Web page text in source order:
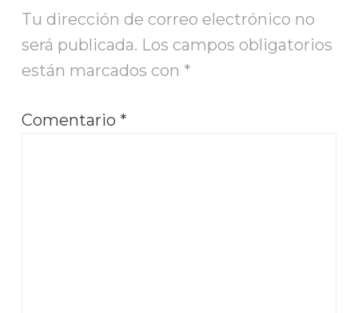
Tu dirección de correo electrónico no
será publicada. Los campos obligatorios
están marcados con *
Comentario *